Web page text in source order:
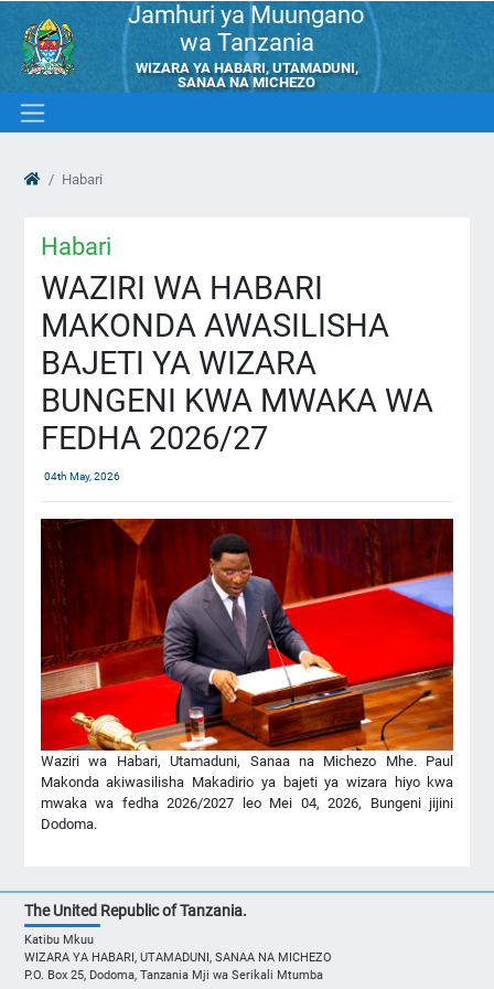
Jamhuri ya Muungano
wa Tanzania
WIZARA YA HABARI, UTAMADUNI,
SANAA NA MICHEZO
Habari
Habari
WAZIRI WA HABARI
MAKONDA AWASILISHA
BAJETI YA WIZARA
BUNGENI KWA MWAKA WA
FEDHA 2026/27
04th May, 2026
Waziri wa Habari, Utamaduni, Sanaa na Michezo Mhe. Paul
Makonda akiwasilisha Makadirio ya bajeti ya wizara hiyo kwa
mwaka wa fedha 2026/2027 leo Mei 04, 2026, Bungeni jijini
Dodoma.
The United Republic of Tanzania.
Katibu Mkuu
WIZARA YA HABARI, UTAMADUNI, SANAA NA MICHEZO
P.O. Box 25, Dodoma, Tanzania Mji wa Serikali Mtumba